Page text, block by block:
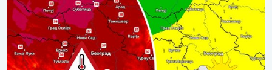
Vrhunac vrućina u sredu i četvrtak. Lokalni pljuskovi u petak. .